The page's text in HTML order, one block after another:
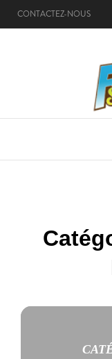
CONTACTEZ-NOUS